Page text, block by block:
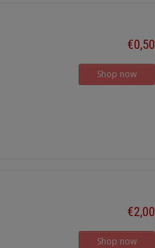
€0,50
Shop now
€2,00
Shop now